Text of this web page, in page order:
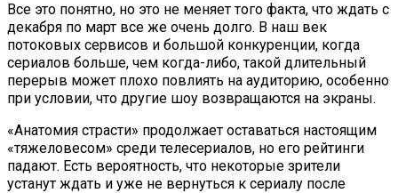
Все это понятно, но это не меняет того факта, что ждать с
декабря по март все же очень долго. В наш век
потоковых сервисов и большой конкуренции, когда
сериалов больше, чем когда-либо, такой длительный
перерыв может плохо повлиять на аудиторию, особенно
при условии, что другие шоу возвращаются на экраны.
«Анатомия страсти» продолжает оставаться настоящим
«тяжеловесом» среди телесериалов, но его рейтинги
падают. Есть вероятность, что некоторые зрители
устанут ждать и уже не вернуться к сериалу после